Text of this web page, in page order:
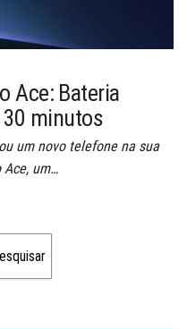
Ace: Bateria
minutos
um novo telefone na sua
um…